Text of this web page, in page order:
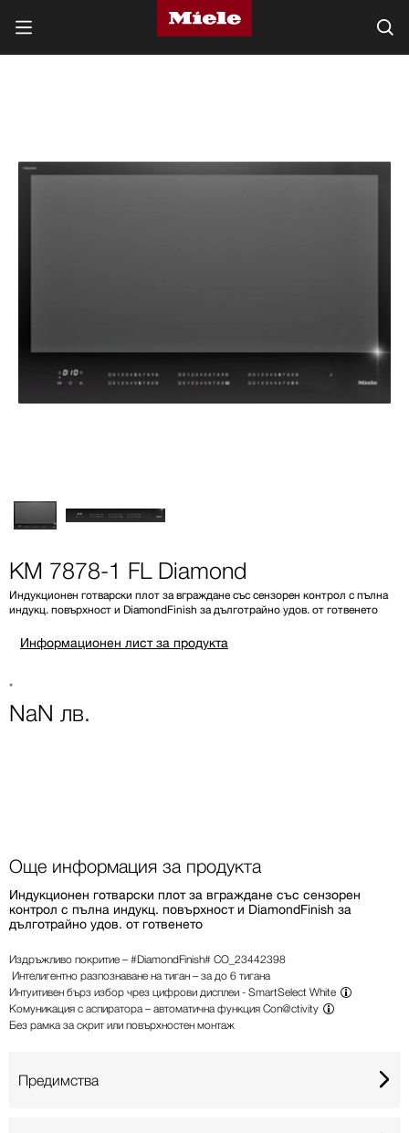
KM 7878-1 FL Diamond
Индукционен готварски плот за вграждане със сензорен контрол с пълна
индукц. повърхност и DiamondFinish за дълготрайно удов. от готвенето
Информационен лист за продукта
*
NaN лв.
Още информация за продукта
Индукционен готварски плот за вграждане със сензорен
контрол с пълна индукц. повърхност и DiamondFinish за
дълготрайно удов. от готвенето
Издръжливо покритие – #DiamondFinish# CO_23442398
Интелигентно разпознаване на тиган – за до 6 тигана
Интуитивен бърз избор чрез цифрови дисплеи - SmartSelect White
Комуникация с аспиратора – автоматична функция Con@ctivity
Без рамка за скрит или повърхностен монтаж
Предимства